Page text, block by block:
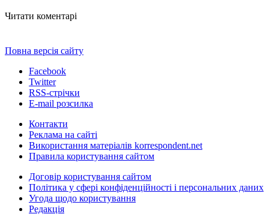
Читати коментарі
Повна версія сайту
Facebook
Twitter
RSS-стрічки
E-mail розсилка
Контакти
Реклама на сайті
Використання матеріалів korrespondent.net
Правила користування сайтом
Договір користування сайтом
Політика у сфері конфіденційності і персональних даних
Угода щодо користування
Редакція